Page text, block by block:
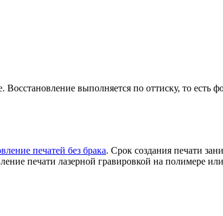
выполняется по оттиску, то есть
печатей без брака. Срок создания печати
печати лазерной гравировкой на полимере